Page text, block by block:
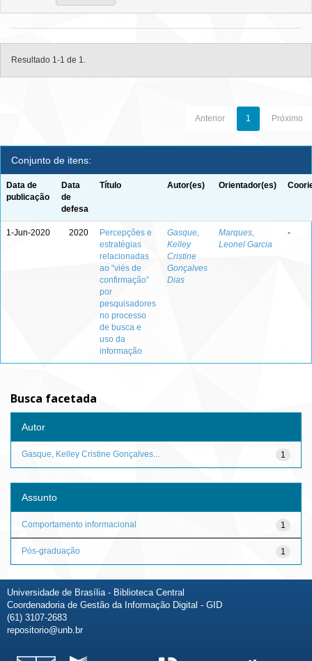
Resultado 1-1 de 1.
Anterior 1 Próximo
Conjunto de itens:
Data de
publicação
Data
de
defesa
Título Autor(es) Orientador(es)
1-Jun-2020 2020
Percepções e
estratégias
relacionadas
ao “viés de
confirmação”
por
pesquisadores
no processo
de busca e
uso da
informação
Gasque,
Kelley
Cristine
Gonçalves
Dias
Marques,
Leonel Garcia
-
Busca facetada
Autor
1
Gasque, Kelley Cristine Gonçalves...
Assunto
1
Comportamento informacional
1
Pós-graduação
Universidade de Brasília - Biblioteca Central
Coordenadoria de Gestão da Informação Digital - GID
(61) 3107-2683
repositorio@unb.br